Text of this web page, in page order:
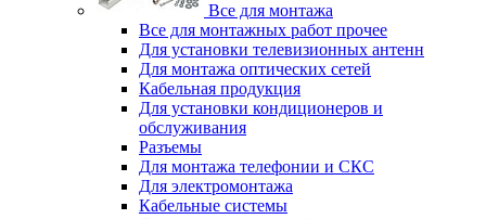
Все для монтажа
Все для монтажных работ прочее
Для установки телевизионных антенн
Для монтажа оптических сетей
Кабельная продукция
Для установки кондиционеров и
обслуживания
Разъемы
Для монтажа телефонии и СКС
Для электромонтажа
Кабельные системы